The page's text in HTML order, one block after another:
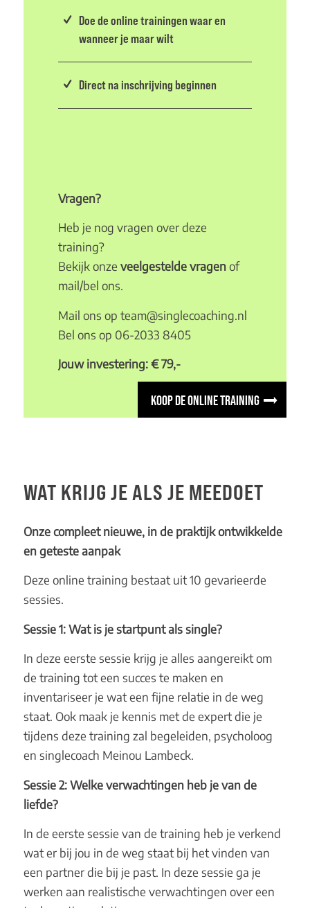
Doe de online trainingen waar en
wanneer je maar wilt
Direct na inschrijving beginnen
Vragen?
Heb je nog vragen over deze
training?
Bekijk onze veelgestelde vragenof
mail/bel ons.
Mail ons op team@singlecoaching.nl
Bel ons op 06-2033 8405
Jouw investering: € 79,-
KOOP DE ONLINE TRAINING
WAT KRIJG JE ALS JE MEEDOET
Onze compleet nieuwe, in de praktijk ontwikkelde
en geteste aanpak
Deze online training bestaat uit 10 gevarieerde
sessies.
Sessie 1: Wat is je startpunt als single?
In deze eerste sessie krijg je alles aangereikt om
de training tot een succes te maken en
inventariseer je wat een fijne relatie in de weg
staat. Ook maak je kennis met de expert die je
tijdens deze training zal begeleiden, psycholoog
en singlecoach Meinou Lambeck.
Sessie 2: Welke verwachtingen heb je van de
liefde?
In de eerste sessie van de training heb je verkend
wat er bij jou in de weg staat bij het vinden van
een partner die bij je past. In deze sessie ga je
werken aan realistische verwachtingen over een